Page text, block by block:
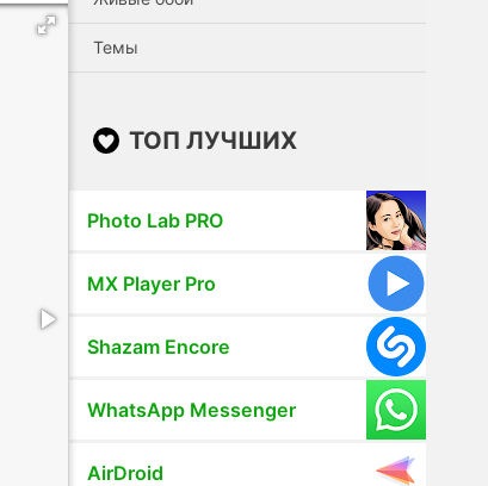
Темы
ТОП ЛУЧШИХ
Photo Lab PRO
MX Player Pro
Shazam Encore
WhatsApp Messenger
AirDroid